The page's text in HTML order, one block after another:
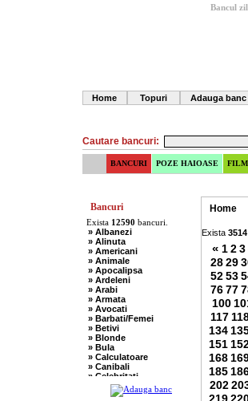
Bancul
Home Topuri Adauga banc
Cautare bancuri:
BANCURI POZE HAIOASE
Bancuri
Exista 12590 bancuri.
» Albanezi
» Alinuta
» Americani
» Animale
» Apocalipsa
» Ardeleni
» Arabi
» Armata
» Avocati
» Barbati/Femei
» Betivi
» Blonde
» Bula
» Calculatoare
» Canibali
» Celebritati
» Chelneri
» Chuck Norris
Home
Exista 3514
« 1 2 3
28 29
52 53
76 77
100
117
134
151
168
185
202